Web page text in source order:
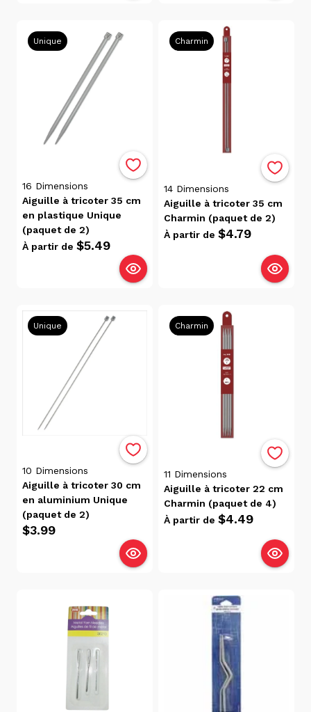
Tous
Les
Produits
Charmin
(4)
Unique
(4)
Unique
16 Dimensions
Aiguille à tricoter 35 cm
en plastique Unique
(paquet de 2)
À partir de $5.49
Charmin
14 Dimensions
Aiguille à tricoter 35 cm
Charmin (paquet de 2)
À partir de $4.79
Unique
10 Dimensions
Aiguille à tricoter 30 cm
en aluminium Unique
(paquet de 2)
$3.99
Charmin
11 Dimensions
Aiguille à tricoter 22 cm
Charmin (paquet de 4)
À partir de $4.49